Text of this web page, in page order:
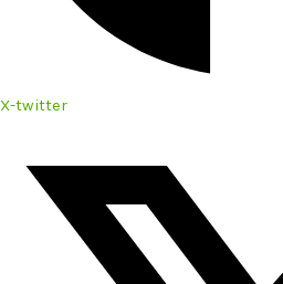
X-twitter